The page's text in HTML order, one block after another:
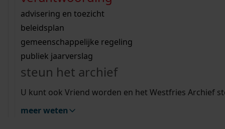
bouwvergunningen
omgevingsvergunningen
vergunningen
beeld en geluid
uitleg nodig?
Wij helpen u op weg met een aantal zoektips.
bekijk alle zoektips
Wij helpen u op weg met een aantal zoektips.
bekijk alle zoektips
bekijk ons geschiedenislokaal
advisering en toezicht
beleidsplan
gemeenschappelijke regeling
publiek jaarverslag
steun het archief
U kunt ook Vriend worden en het Westfries Archief
meer weten
zoektips
Mijn Studiezaal (inloggen)
uw zoekopdracht te